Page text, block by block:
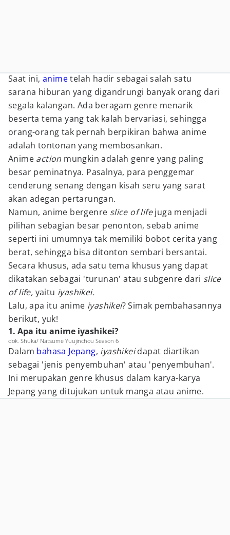
Saat ini,animetelah hadir sebagai salah satu
sarana hiburan yang digandrungi banyak orang dari
segala kalangan. Ada beragam genre menarik
beserta tema yang tak kalah bervariasi, sehingga
orang-orang tak pernah berpikiran bahwa anime
adalah tontonan yang membosankan.
Anime action mungkin adalah genre yang paling
besar peminatnya. Pasalnya, para penggemar
cenderung senang dengan kisah seru yang sarat
akan adegan pertarungan.
Namun, anime bergenre slice of lifejuga menjadi
pilihan sebagian besar penonton, sebab anime
seperti ini umumnya tak memiliki bobot cerita yang
berat, sehingga bisa ditonton sembari bersantai.
Secara khusus, ada satu tema khusus yang dapat
dikatakan sebagai 'turunan' atau subgenre dari slice
of life, yaitu iyashikei.
Lalu, apa itu anime iyashikei? Simak pembahasannya
berikut, yuk!
1. Apa itu anime iyashikei?
dok. Shuka/ Natsume Yuujinchou Season 6
Dalam bahasa Jepang, iyashikeidapat diartikan
sebagai 'jenis penyembuhan' atau 'penyembuhan'.
Ini merupakan genre khusus dalam karya-karya
Jepang yang ditujukan untuk manga atau anime.